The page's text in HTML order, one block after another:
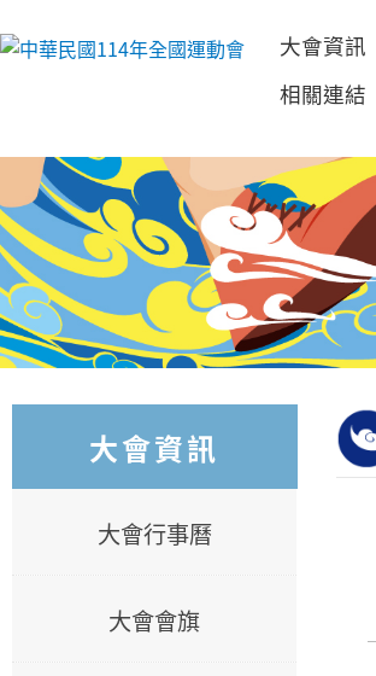
跳到主要內容
大會資訊
相關連結
大會資訊
大會行事曆
大會會旗